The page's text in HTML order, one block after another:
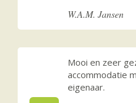
W.A.M. Jansen
Mooi en zeer
accommodatie
eigenaar.